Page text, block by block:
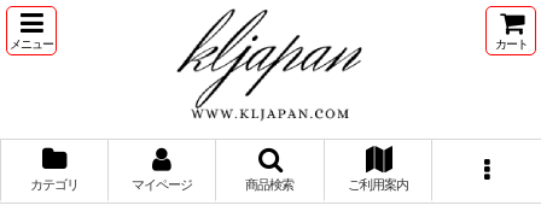
メニュー カート
カテゴリ マイページ 商品検索 ご利用案内